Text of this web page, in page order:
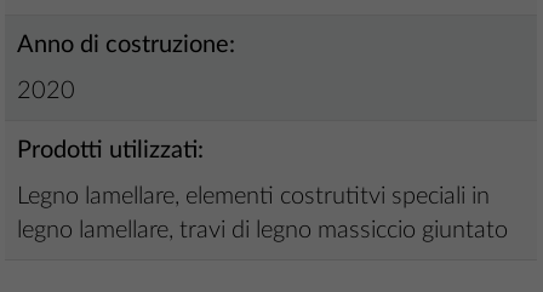
Anno di costruzione:
2020
Prodotti utilizzati:
Legno lamellare, elementi costrutitvi speciali in
legno lamellare, travi di legno massiccio giuntato